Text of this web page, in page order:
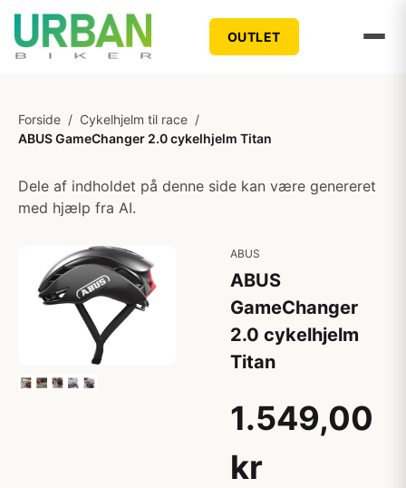
OUTLET
Forside / Cykelhjelm til race /
ABUS GameChanger 2.0 cykelhjelm Titan
Dele af indholdet på denne side kan være genereret
med hjælp fra AI.
ABUS
ABUS
GameChanger
2.0 cykelhjelm
Titan
1.549,00
kr